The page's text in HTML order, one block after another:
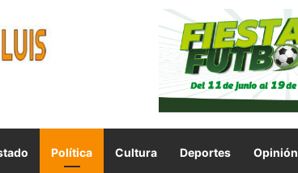
Política Cultura Deportes Opinión